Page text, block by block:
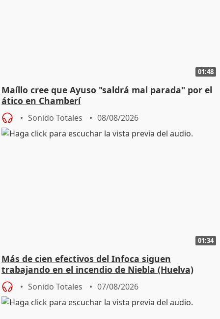
01:48
Maíllo cree que Ayuso "saldrá mal parada" por el
ático en Chamberí
Sonido Totales 08/08/2026
01:34
Más de cien efectivos del Infoca siguen
trabajando en el incendio de Niebla (Huelva)
Sonido Totales 07/08/2026